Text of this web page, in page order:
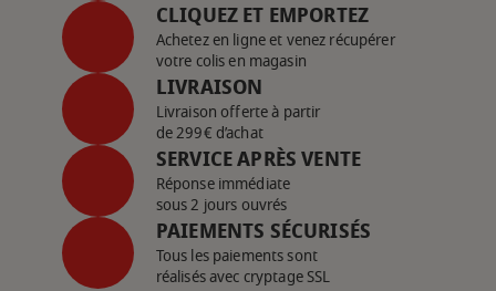
CLIQUEZ ET EMPORTEZ
Achetez en ligne et venez récupérer
votre colis en magasin
LIVRAISON
Livraison offerte à partir
de 299€ d’achat
SERVICE APRÈS VENTE
Réponse immédiate
sous 2 jours ouvrés
PAIEMENTS SÉCURISÉS
Tous les paiements sont
réalisés avec cryptage SSL